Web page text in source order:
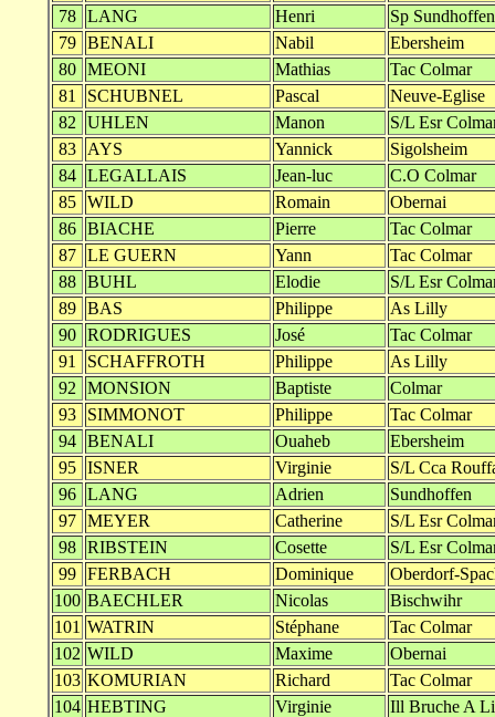
78 LANG Henri
Sp Sundhoffen
79 BENALI Nabil
Ebersheim
80 MEONI Mathias
Tac Colmar
81
SCHUBNEL Pascal
Neuve-Eglise
82
UHLEN Manon
S/L Esr
83
AYS Yannick
Sigolsheim
84 LEGALLAIS Jean-luc
C.O Colmar
85 WILD Romain
Obernai
86 BIACHE Pierre
Tac Colmar
87 LE GUERN Yann
Tac Colmar
88 BUHL Elodie
S/L Esr
89 BAS Philippe
As Lilly
90 RODRIGUES José
Tac Colmar
91
SCHAFFROTH Philippe
As Lilly
92
MONSION Baptiste
Colmar
93
SIMMONOT Philippe
Tac Colmar
94 BENALI Ouaheb
Ebersheim
95 ISNER Virginie
S/L Cca
96 LANG Adrien
Sundhoffen
97 MEYER Catherine
S/L Esr
98 RIBSTEIN Cosette
S/L Esr
99 FERBACH Dominique
Oberdorf-
100 BAECHLER Nicolas
Bischwihr
101 WATRIN Stéphane
Tac Colmar
102 WILD Maxime
Obernai
103 KOMURIAN Richard
Tac Colmar
104 HEBTING Virginie
Ill Bruche A